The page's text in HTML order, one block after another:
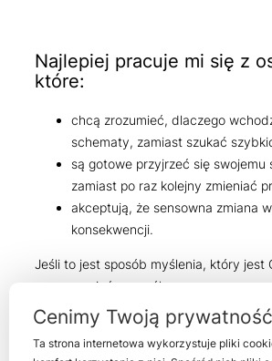
Najlepiej pracuje mi się z
które:
chcą zrozumieć, dlaczego
schematy, zamiast szukać
są gotowe przyjrzeć się swojemu
zamiast po raz kolejny zmieniać
akceptują, że sensowna zmiana
konsekwencji.
Jeśli to jest sposób myślenia, który jest
porozmawiać o współpracy.
Napisz do mnie
Cenimy Twoją prywatność
Ta strona internetowa wykorzystuje pliki